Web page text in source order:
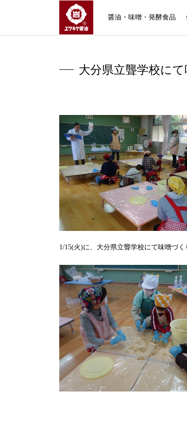
醤油・味噌・発酵食品
大分県立聾学校に
1/15(火)に、大分県立聾学校にて味噌づく